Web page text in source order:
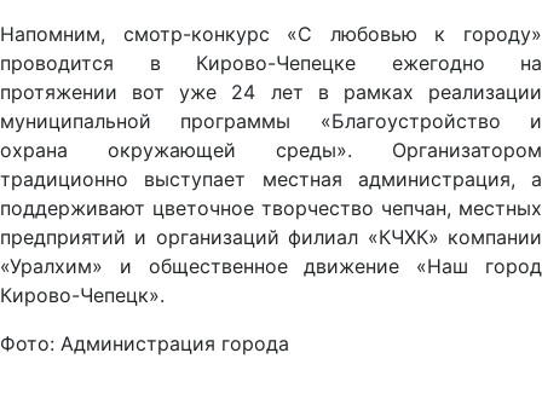
Напомним, смотр-конкурс «С любовью к городу»
проводится в Кирово-Чепецке ежегодно на
протяжении вот уже 24 лет в рамках реализации
муниципальной программы «Благоустройство и
охрана окружающей среды». Организатором
традиционно выступает местная администрация, а
поддерживают цветочное творчество чепчан, местных
предприятий и организаций филиал «КЧХК» компании
«Уралхим» и общественное движение «Наш город
Кирово-Чепецк».
Фото: Администрация города